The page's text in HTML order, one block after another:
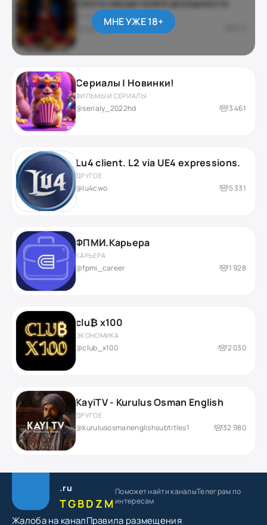
Секта свидетелей доходности
ДАРКНЕТ / ЮМОР
приватный
МНЕ УЖЕ 18+
Сериалы | Новинки!
ФИЛЬМЫ И СЕРИАЛЫ
@serialy_2022hd 3 461
Lu4 client. L2 via UE4 expressions.
ДРУГОЕ
@lu4cwo 5 331
ФПМИ.Карьера
КАРЬЕРА
@fpmi_career 1 928
clu₿ x100
ЭКОНОМИКА
@club_x100 2 030
KayiTV - Kurulus Osman English
ДРУГОЕ
@kurulusosmanenglishsubtitles1 32 980
.ru
TGBDZM
Поможет найти каналыТелеграм по
интересам
Жалоба на каналПравила размещения